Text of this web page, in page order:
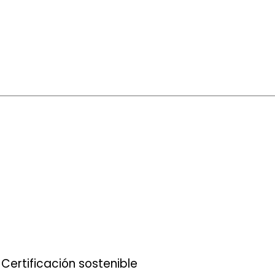
Certificación sostenible